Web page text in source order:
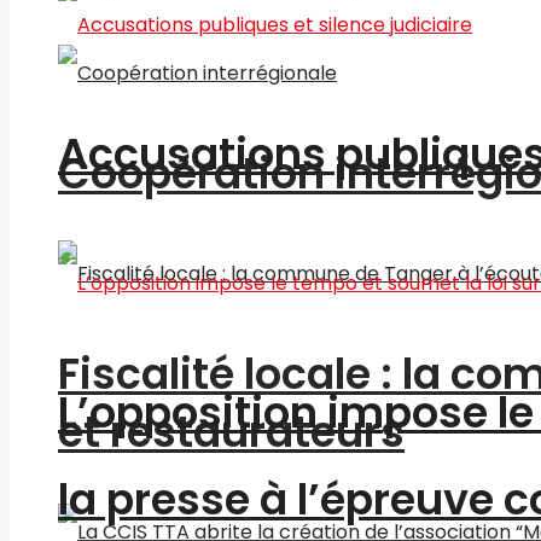
Coopération
Fiscalité locale : la
et restaurateurs
Accusations
L’opposition impose
la presse à l’épreuve